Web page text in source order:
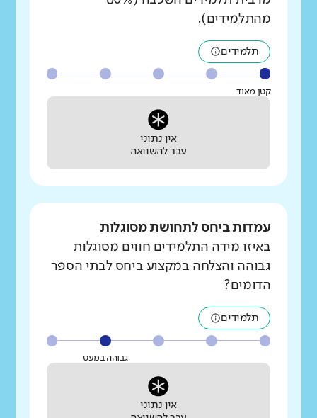
מהתלמידים).
תלמידים
קטן מאוד
אין נתוני
עבר להשוואה
עמדות ביחס לתחושת מסוגלות
באיזו מידה התלמידים חווים מסוגלות
גבוהה והצלחה במקצוע ביחס לבתי הספר
הדומים?
תלמידים
גבוהה במעט
אין נתוני